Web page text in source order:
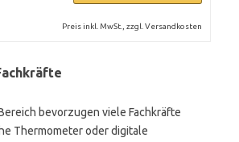
Preis inkl. MwSt., zzgl. Versandkosten
bevorzugen viele Fachkräfte
Thermometer oder digitale